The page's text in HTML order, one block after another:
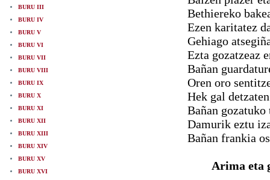
BURU III
BURU IV
BURU V
BURU VI
BURU VII
BURU VIII
BURU IX
BURU X
BURU XI
BURU XII
BURU XIII
BURU XIV
BURU XV
BURU XVI
Bethiereko
Ezen karitatez
Gehiago
Ezta gozatzeaz
Bañan
Oren oro
Hek gal
Bañan
Damurik eztu
Bañan frankia
Arima eta